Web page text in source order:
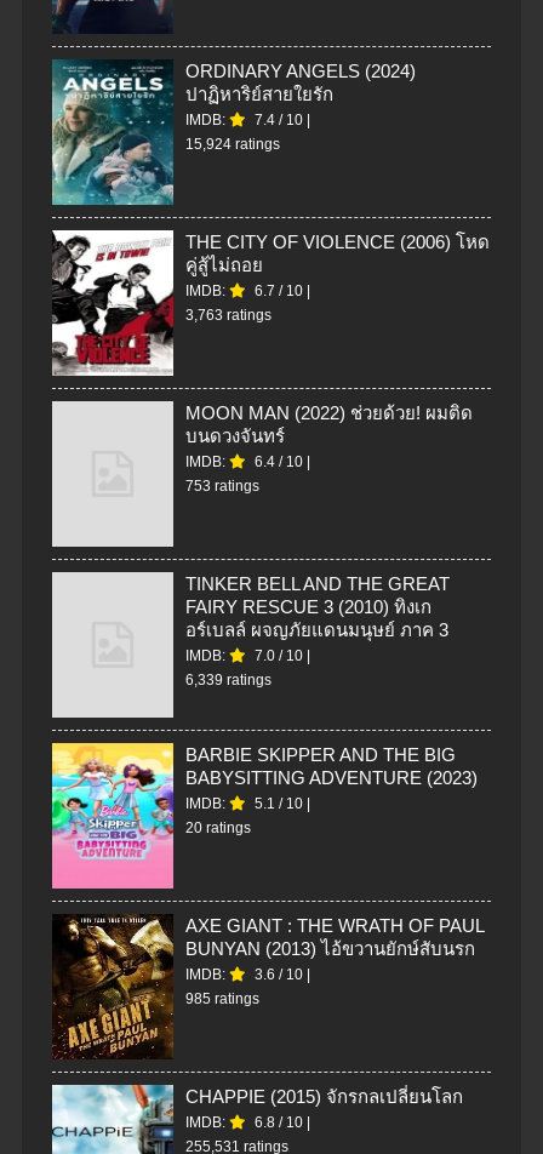
ORDINARY ANGELS (2024)
ปาฏิหาริย์สายใยรัก
IMDB: 7.4 / 10 |
15,924 ratings
THE CITY OF VIOLENCE (2006) โหด
คู่สู้ไม่ถอย
IMDB: 6.7 / 10 |
3,763 ratings
MOON MAN (2022) ช่วยด้วย! ผมติด
บนดวงจันทร์
IMDB: 6.4 / 10 |
753 ratings
TINKER BELL AND THE GREAT
FAIRY RESCUE 3 (2010) ทิงเก
อร์เบลล์ ผจญภัยแดนมนุษย์ ภาค 3
IMDB: 7.0 / 10 |
6,339 ratings
BARBIE SKIPPER AND THE BIG
BABYSITTING ADVENTURE (2023)
IMDB: 5.1 / 10 |
20 ratings
AXE GIANT : THE WRATH OF PAUL
BUNYAN (2013) ไอ้ขวานยักษ์สับนรก
IMDB: 3.6 / 10 |
985 ratings
CHAPPIE (2015) จักรกลเปลี่ยนโลก
IMDB: 6.8 / 10 |
255,531 ratings